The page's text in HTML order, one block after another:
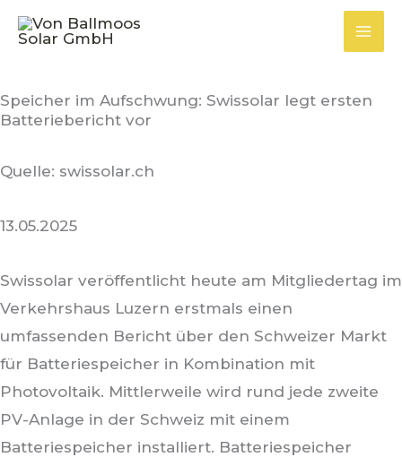
Zum
Inhalt
Speicher im Aufschwung: Swissolar legt ersten
Batteriebericht vor
Quelle: swissolar.ch
13.05.2025
Swissolar veröffentlicht heute am Mitgliedertag im
Verkehrshaus Luzern erstmals einen
umfassenden Bericht über den Schweizer Markt
für Batteriespeicher in Kombination mit
Photovoltaik. Mittlerweile wird rund jede zweite
PV-Anlage in der Schweiz mit einem
Batteriespeicher installiert. Batteriespeicher